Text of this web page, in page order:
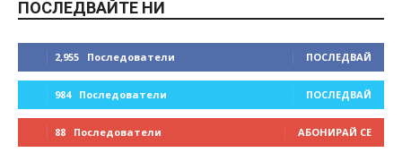
ПОСЛЕДВАЙТЕ НИ
2,955 Последователи ПОСЛЕДВАЙ
984 Последователи ПОСЛЕДВАЙ
88 Последователи АБОНИРАЙ СЕ